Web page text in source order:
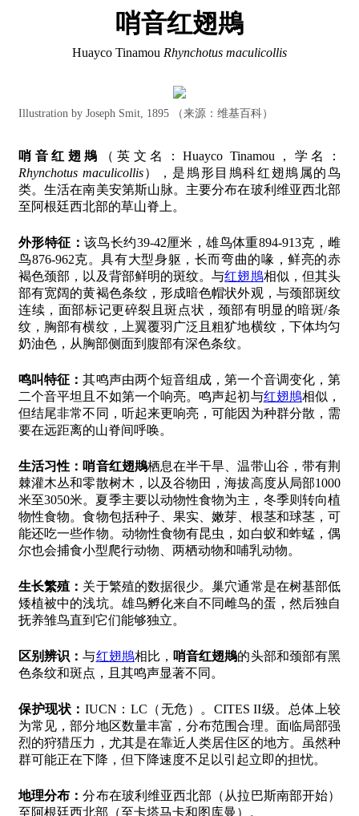
哨音红翅䳍
Huayco Tinamou Rhynchotus maculicollis
Illustration by Joseph Smit, 1895 （来源：维基百科）
哨音红翅䳍
（英文名：Huayco Tinamou，学名：
Rhynchotus maculicollis），是䳍形目䳍科红翅䳍属的鸟
类。生活在南美安第斯山脉。主要分布在玻利维亚西北部
至阿根廷西北部的草山脊上。
外形特征： 该鸟长约39-42厘米，雄鸟体重894-913克，雌
鸟876-962克。具有大型身躯，长而弯曲的喙，鲜亮的赤
褐色颈部，以及背部鲜明的斑纹。与红翅䳍相似，但其头
部有宽阔的黄褐色条纹，形成暗色帽状外观，与颈部斑纹
连续，面部标记更碎裂且斑点状，颈部有明显的暗斑/条
纹，胸部有横纹，上翼覆羽广泛且粗犷地横纹，下体均匀
奶油色，从胸部侧面到腹部有深色条纹。
鸣叫特征：其鸣声由两个短音组成，第一个音调变化，第
二个音平坦且不如第一个响亮。鸣声起初与红翅䳍相似，
但结尾非常不同，听起来更响亮，可能因为种群分散，需
要在远距离的山脊间呼唤。
生活习性： 哨音红翅䳍栖息在半干旱、温带山谷，带有荆
棘灌木丛和零散树木，以及谷物田，海拔高度从局部1000
米至3050米。夏季主要以动物性食物为主，冬季则转向植
物性食物。食物包括种子、果实、嫩芽、根茎和球茎，可
能还吃一些作物。动物性食物有昆虫，如白蚁和蚱蜢，偶
尔也会捕食小型爬行动物、两栖动物和哺乳动物。
生长繁殖： 关于繁殖的数据很少。巢穴通常是在树基部低
矮植被中的浅坑。雄鸟孵化来自不同雌鸟的蛋，然后独自
抚养雏鸟直到它们能够独立。
区别辨识：与红翅䳍相比， 哨音红翅䳍的头部和颈部有黑
色条纹和斑点，且其鸣声显著不同。
保护现状： IUCN：LC（无危）。CITES II级。总体上较
为常见，部分地区数量丰富，分布范围合理。面临局部强
烈的狩猎压力，尤其是在靠近人类居住区的地方。虽然种
群可能正在下降，但下降速度不足以引起立即的担忧。
地理分布：分布在玻利维亚西北部（从拉巴斯南部开始）
至阿根廷西北部（至卡塔马卡和图库曼）。